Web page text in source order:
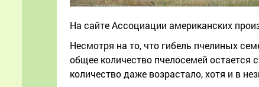
На сайте Ассоциации американских
Несмотря на то, что гибель пчелиных
общее количество пчелосемей
количество даже возрастало, хотя и в